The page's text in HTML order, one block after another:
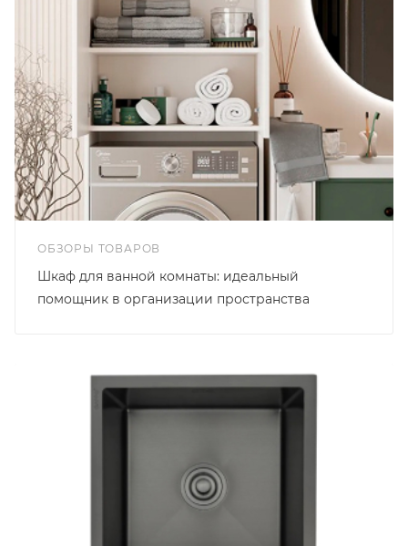
ОБЗОРЫ ТОВАРОВ
Шкаф для ванной комнаты: идеальный
помощник в организации пространства